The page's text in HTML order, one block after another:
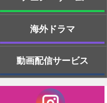
海外ドラマ
動画配信サービス